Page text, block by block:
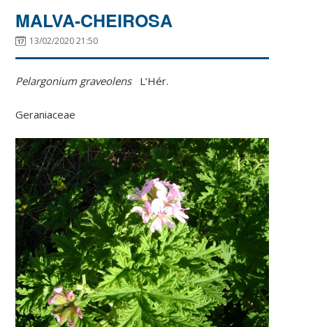
MALVA-CHEIROSA
13/02/2020 21:50
Pelargonium graveolensL’Hér.
Geraniaceae